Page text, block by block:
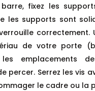
fixez les
les supports sont
correctement.
de votre porte
les emplacements
percer. Serrez les vis
le cadre ou la